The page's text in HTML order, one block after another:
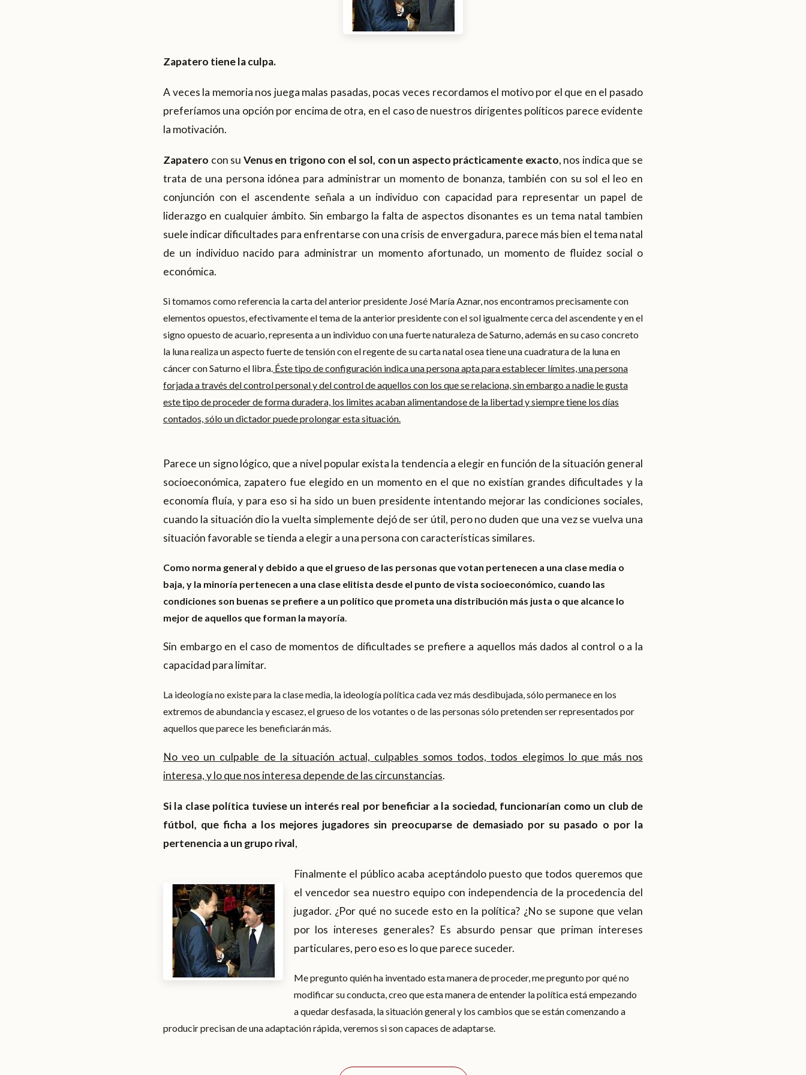
Zapatero tiene la culpa.
A veces la memoria nos juega malas pasadas, pocas veces recordamos el motivo por el que en el pasado
preferíamos una opción por encima de otra, en el caso de nuestros dirigentes políticos parece evidente
la motivación.
Zapatero con su Venus en trigono con el sol, con un aspecto prácticamente exacto, nos indica que se
trata de una persona idónea para administrar un momento de bonanza, también con su sol el leo en
conjunción con el ascendente señala a un individuo con capacidad para representar un papel de
liderazgo en cualquier ámbito. Sin embargo la falta de aspectos disonantes es un tema natal tambien
suele indicar dificultades para enfrentarse con una crisis de envergadura, parece más bien el tema natal
de un individuo nacido para administrar un momento afortunado, un momento de fluidez social o
económica.
Si tomamos como referencia la carta del anterior presidente José María Aznar, nos encontramos precisamente con
elementos opuestos, efectivamente el tema de la anterior presidente con el sol igualmente cerca del ascendente y en el
signo opuesto de acuario, representa a un individuo con una fuerte naturaleza de Saturno, además en su caso concreto
la luna realiza un aspecto fuerte de tensión con el regente de su carta natal osea tiene una cuadratura de la luna en
cáncer con Saturno el libra. Éste tipo de configuración indica una persona apta para establecer límites, una persona
forjada a través del control personal y del control de aquellos con los que se relaciona, sin embargo a nadie le gusta
este tipo de proceder de forma duradera, los limites acaban alimentandose de la libertad y siempre tiene los días
contados, sólo un dictador puede prolongar esta situación.
Parece un signo lógico, que a nivel popular exista la tendencia a elegir en función de la situación general
socioeconómica, zapatero fue elegido en un momento en el que no existían grandes dificultades y la
economía fluía, y para eso si ha sido un buen presidente intentando mejorar las condiciones sociales,
cuando la situación dio la vuelta simplemente dejó de ser útil, pero no duden que una vez se vuelva una
situación favorable se tienda a elegir a una persona con características similares.
Como norma general y debido a que el grueso de las personas que votan pertenecen a una clase media o
baja, y la minoría pertenecen a una clase elitista desde el punto de vista socioeconómico, cuando las
condiciones son buenas se prefiere a un político que prometa una distribución más justa o que alcance lo
mejor de aquellos que forman la mayoría.
Sin embargo en el caso de momentos de dificultades se prefiere a aquellos más dados al control o a la
capacidad para limitar.
La ideología no existe para la clase media, la ideología política cada vez más desdibujada, sólo permanece en los
extremos de abundancia y escasez, el grueso de los votantes o de las personas sólo pretenden ser representados por
aquellos que parece les beneficiarán más.
No veo un culpable de la situación actual, culpables somos todos, todos elegimos lo que más nos
interesa, y lo que nos interesa depende de las circunstancias.
Si la clase política tuviese un interés real por beneficiar a la sociedad, funcionarían como un club de
fútbol, que ficha a los mejores jugadores sin preocuparse de demasiado por su pasado o por la
pertenencia a un grupo rival,
Finalmente el público acaba aceptándolo puesto que todos queremos que
el vencedor sea nuestro equipo con independencia de la procedencia del
jugador. ¿Por qué no sucede esto en la política? ¿No se supone que velan
por los intereses generales? Es absurdo pensar que priman intereses
particulares, pero eso es lo que parece suceder.
Me pregunto quién ha inventado esta manera de proceder, me pregunto por qué no
modificar su conducta, creo que esta manera de entender la política está empezando
a quedar desfasada, la situación general y los cambios que se están comenzando a
producir precisan de una adaptación rápida, veremos si son capaces de adaptarse.